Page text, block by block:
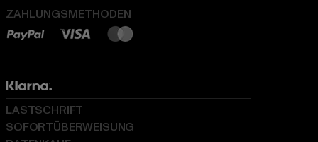
ZAHLUNGSMETHODEN
LASTSCHRIFT
SOFORTÜBERWEISUNG